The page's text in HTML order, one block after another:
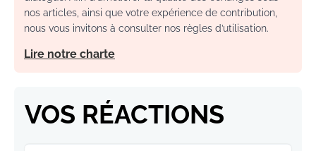
nos articles, ainsi que votre expérience de contribution,
nous vous invitons à consulter nos règles d’utilisation.
Lire notre charte
VOS RÉACTIONS